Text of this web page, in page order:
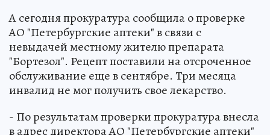
А сегодня прокуратура сообщила о проверке
АО "Петербургские аптеки" в связи с
невыдачей местному жителю препарата
"Бортезол". Рецепт поставили на отсроченное
обслуживание еще в сентябре. Три месяца
инвалид не мог получить свое лекарство.
- По результатам проверки прокуратура внесла
в адрес директора АО "Петербургские аптеки"